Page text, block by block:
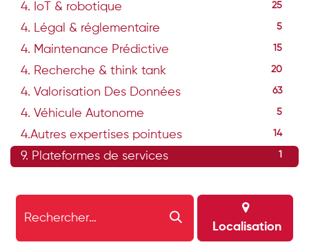
4. IoT & robotique 25
4. Légal & réglementaire 5
4. Maintenance Prédictive 15
4. Recherche & think tank 20
4. Valorisation Des Données 63
4. Véhicule Autonome 5
4.Autres expertises pointues 14
9. Plateformes de services
Localisation